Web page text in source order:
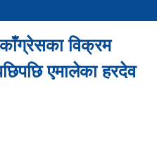
विक्रम
एमालेका हरदेव